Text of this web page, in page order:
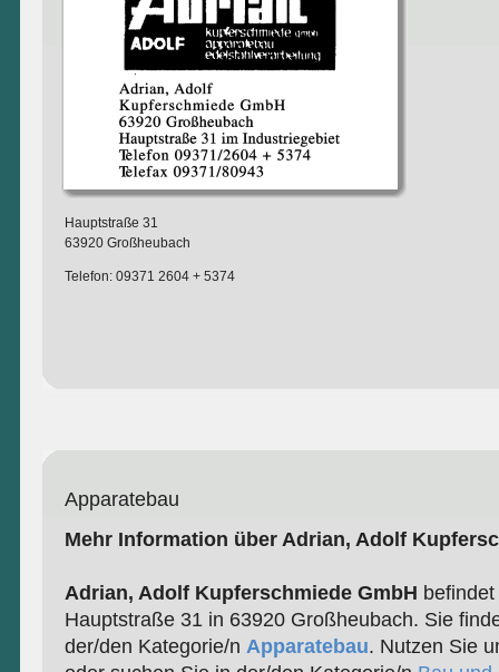
Hauptstraße 31
63920 Großheubach
Telefon: 09371 2604 + 5374
Apparatebau
Mehr Information über Adrian, Adolf
Adrian, Adolf Kupferschmiede GmbH
Hauptstraße 31 in 63920 Großheubach. Sie
der/den Kategorie/n Apparatebau. Nutzen Sie